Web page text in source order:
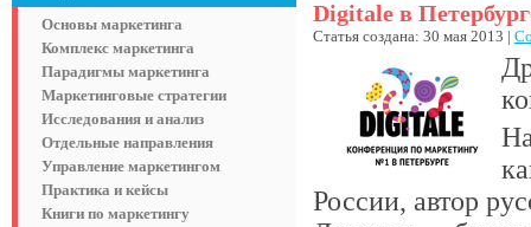
Основы маркетинга
Комплекс маркетинга
Парадигмы маркетинга
Маркетинговые стратегии
Исследования и анализ
Отдельные направления
Управление маркетингом
Практика и кейсы
Книги по маркетингу
Digitale в
Статья создана: 30 мая 2013 |
России, автор